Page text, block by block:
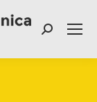
Buscar: